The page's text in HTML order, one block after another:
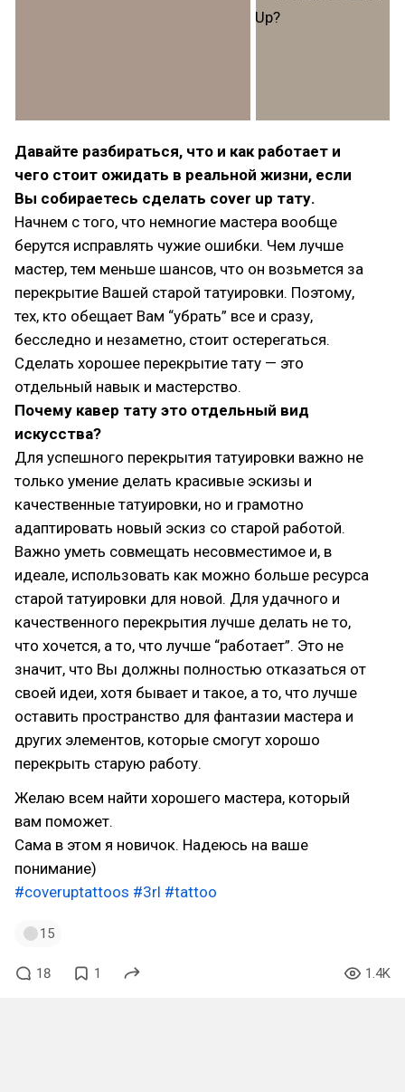
Давайте разбираться, что и как работает и
чего стоит ожидать в реальной жизни, если
Вы собираетесь сделать cover up тату.
Начнем с того, что немногие мастера вообще
берутся исправлять чужие ошибки. Чем лучше
мастер, тем меньше шансов, что он возьмется за
перекрытие Вашей старой татуировки. Поэтому,
тех, кто обещает Вам “убрать” все и сразу,
бесследно и незаметно, стоит остерегаться.
Сделать хорошее перекрытие тату — это
отдельный навык и мастерство.
Почему кавер тату это отдельный вид
искусства?
Для успешного перекрытия татуировки важно не
только умение делать красивые эскизы и
качественные татуировки, но и грамотно
адаптировать новый эскиз со старой работой.
Важно уметь совмещать несовместимое и, в
идеале, использовать как можно больше ресурса
старой татуировки для новой. Для удачного и
качественного перекрытия лучше делать не то,
что хочется, а то, что лучше “работает”. Это не
значит, что Вы должны полностью отказаться от
своей идеи, хотя бывает и такое, а то, что лучше
оставить пространство для фантазии мастера и
других элементов, которые смогут хорошо
перекрыть старую работу.
Желаю всем найти хорошего мастера, который
вам поможет.
Сама в этом я новичок. Надеюсь на ваше
понимание)
#coveruptattoos #3rl #tattoo
15
18 1 1.4K